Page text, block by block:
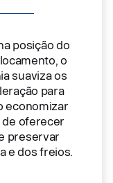
posição do
o
suaviza os
para
economizar
de oferecer
preservar
e dos freios.